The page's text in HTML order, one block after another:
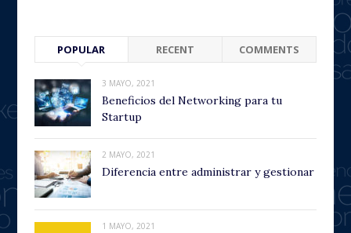
POPULAR RECENT COMMENTS
3 MAYO, 2021
Beneficios del Networking para tu
Startup
2 MAYO, 2021
Diferencia entre administrar y gestionar
1 MAYO, 2021